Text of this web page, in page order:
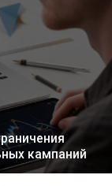
кампаний